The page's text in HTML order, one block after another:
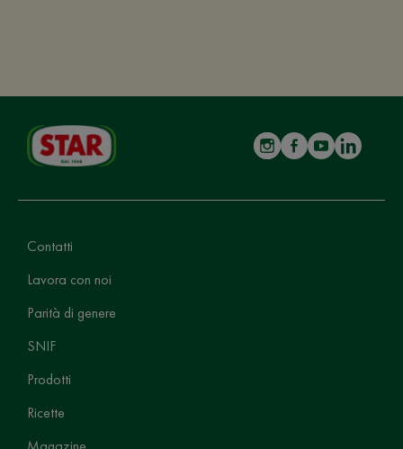
Contatti
Lavora con noi
Parità di genere
SNIF
Prodotti
Ricette